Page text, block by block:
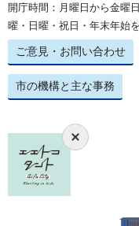
開庁時間：月曜日から金曜
曜・日曜・祝日・年末年始を
ご意見・お問い合わせ
市の機構と主な事務